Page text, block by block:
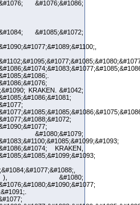
&#1076;&#1086;
&#1085;&#1072;
KRAKEN. &#1042;
&#1080;&#1079;
KRAKEN,
), &#1080;